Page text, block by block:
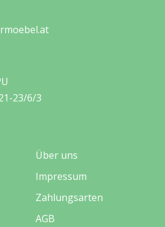
23/6/3
Über uns
Impressum
Zahlungsarten
AGB